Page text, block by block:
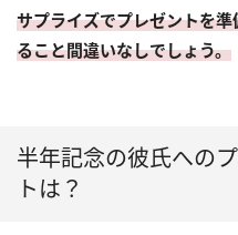
サプライズでプレゼントを
ること間違いなしでしょう。
半年記念の彼氏への
トは？